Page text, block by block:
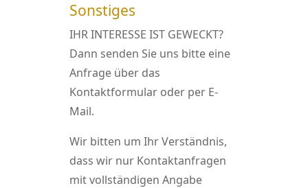
Sonstiges
IHR INTERESSE IST GEWECKT?
Dann senden Sie uns bitte eine
Anfrage über das
Kontaktformular oder per E-
Mail.
Wir bitten um Ihr Verständnis,
dass wir nur Kontaktanfragen
mit vollständigen Angabe